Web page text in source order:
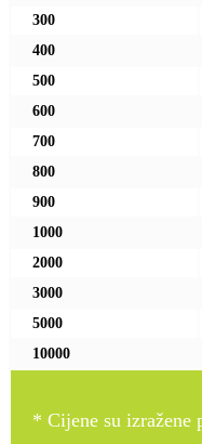
300
400
500
600
700
800
900
1000
2000
3000
5000
10000
* Cijene su izražene